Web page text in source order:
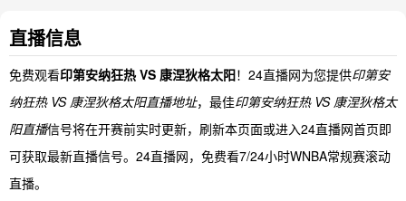
直播信息
免费观看印第安纳狂热 VS 康涅狄格太阳！24直播网为您提供印第安
纳狂热 VS 康涅狄格太阳直播地址，最佳印第安纳狂热 VS 康涅狄格太
阳直播信号将在开赛前实时更新，刷新本页面或进入24直播网首页即
可获取最新直播信号。24直播网，免费看7/24小时WNBA常规赛滚动
直播。